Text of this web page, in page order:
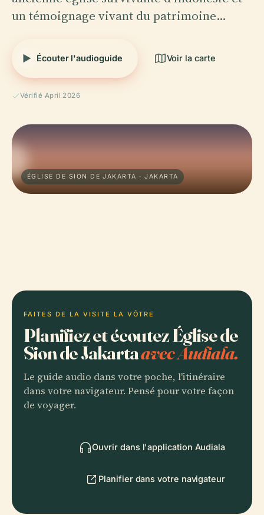
un témoignage vivant du patrimoine…
Écouter l'audioguide Voir la carte
Vérifié April 2026
ÉGLISE DE SION DE JAKARTA · JAKARTA
FAITES DE LA VISITE LA VÔTRE
Planifiez et écoutez Église de
Sion de Jakartaavec Audiala.
Le guide audio dans votre poche, l'itinéraire
dans votre navigateur. Pensé pour votre façon
de voyager.
Ouvrir dans l'application Audiala
Planifier dans votre navigateur